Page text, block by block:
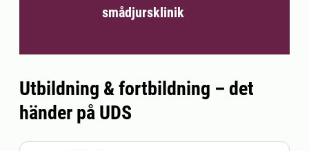
smådjursklinik
Utbildning & fortbildning – det
händer på UDS